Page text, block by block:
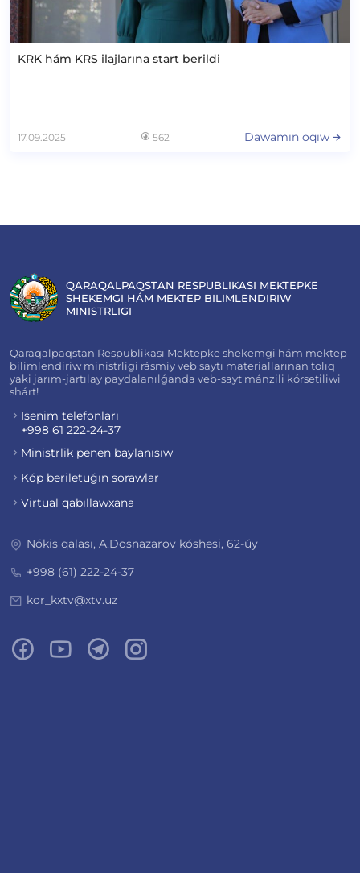
KRK hám KRS ilajlarına start berildi
17.09.2025 562 Dawamın oqıw
QARAQALPAQSTAN RESPUBLIKASI MEKTEPKE
SHEKEMGI HÁM MEKTEP BILIMLENDIRIW
MINISTRLIGI
Qaraqalpaqstan Respublikası Mektepke shekemgi hám mektep
bilimlendiriw ministrligi rásmiy veb saytı materiallarınan tolıq
yaki jarım-jartılay paydalanılǵanda veb-sayt mánzili kórsetiliwi
shárt!
Isenim telefonları
+998 61 222-24-37
Ministrlik penen baylanısıw
Kóp beriletuǵın sorawlar
Virtual qabıllawxana
Nókis qalası, A.Dosnazarov kóshesi, 62-úy
+998 (61) 222-24-37
kor_kxtv@xtv.uz